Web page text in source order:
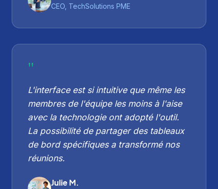
CEO, TechSolutions PME
"
L'interface est si intuitive que même les
membres de l'équipe les moins à l'aise
avec la technologie ont adopté l'outil.
La possibilité de partager des tableaux
de bord spécifiques a transformé nos
réunions.
Julie M.